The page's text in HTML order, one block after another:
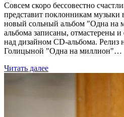
Совсем скоро бессовестно
представит поклонникам
новый сольный альбом "Одна на
альбома записаны, отмастерены и
над дизайном CD-альбома. Релиз
Голицыной "Одна на миллион"…
Читать далее